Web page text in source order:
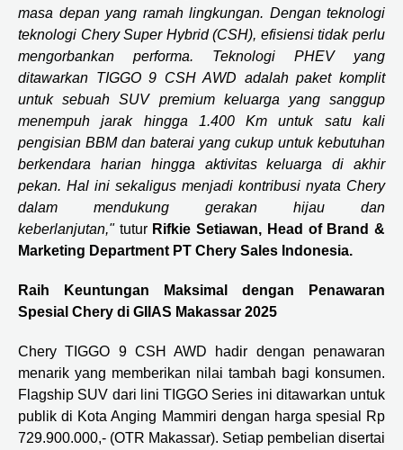
masa depan yang ramah lingkungan. Dengan teknologi
teknologi Chery Super Hybrid (CSH), efisiensi tidak perlu
mengorbankan performa. Teknologi PHEV yang
ditawarkan TIGGO 9 CSH AWD adalah paket komplit
untuk sebuah SUV premium keluarga yang sanggup
menempuh jarak hingga 1.400 Km untuk satu kali
pengisian BBM dan baterai yang cukup untuk kebutuhan
berkendara harian hingga aktivitas keluarga di akhir
pekan. Hal ini sekaligus menjadi kontribusi nyata Chery
dalam mendukung gerakan hijau dan
keberlanjutan," tutur Rifkie Setiawan, Head of Brand &
Marketing Department PT Chery Sales Indonesia.
Raih Keuntungan Maksimal dengan Penawaran
Spesial Chery di GIIAS Makassar 2025
Chery TIGGO 9 CSH AWD hadir dengan penawaran
menarik yang memberikan nilai tambah bagi konsumen.
Flagship SUV dari lini TIGGO Series ini ditawarkan untuk
publik di Kota Anging Mammiri dengan harga spesial Rp
729.900.000,- (OTR Makassar). Setiap pembelian disertai